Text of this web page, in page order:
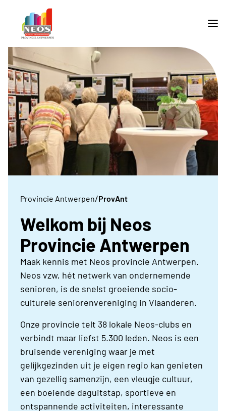
Provincie Antwerpen/ProvAnt
Welkom bij Neos
Provincie Antwerpen
Maak kennis met Neos provincie Antwerpen.
Neos vzw, hét netwerk van ondernemende
senioren, is de snelst groeiende socio-
culturele seniorenvereniging in Vlaanderen.
Onze provincie telt 38 lokale Neos-clubs en
verbindt maar liefst 5.300 leden. Neos is een
bruisende vereniging waar je met
gelijkgezinden uit je eigen regio kan genieten
van gezellig samenzijn, een vleugje cultuur,
een boeiende daguitstap, sportieve en
ontspannende activiteiten, interessante